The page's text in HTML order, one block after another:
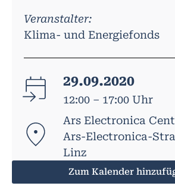
Veranstalter:
Klima- und Energiefonds
29.09.2020
12:00 – 17:00 Uhr
Ars Electronica
Ars-Electronica-
Linz
Zum Kalender